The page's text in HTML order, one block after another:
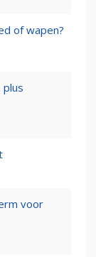
of wapen?
plus
voor